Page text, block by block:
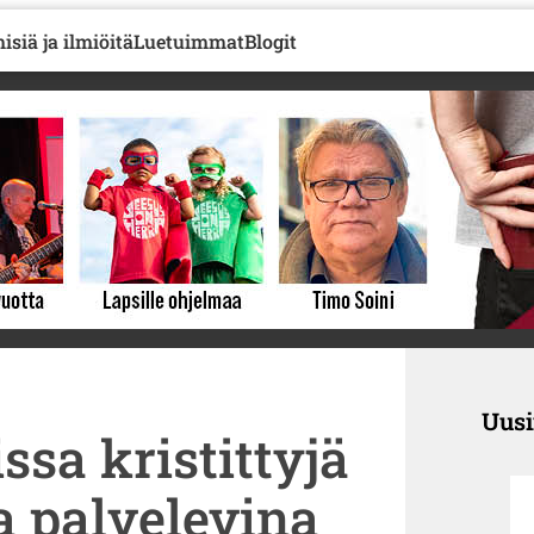
ja ilmiöitäLuetuimmatBlogit
kristittyjä
palvelevina